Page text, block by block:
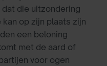
dat die uitzondering
op zijn plaats zijn
een beloning
met de aard of
voor ogen